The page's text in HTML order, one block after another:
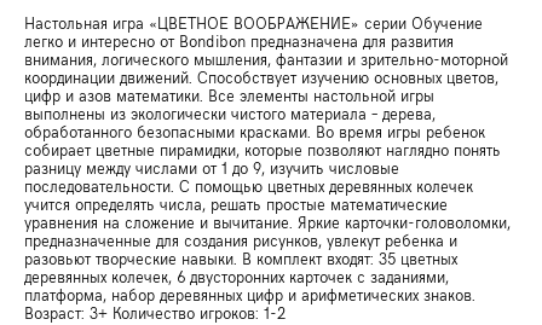
Настольная игра «ЦВЕТНОЕ ВООБРАЖЕНИЕ» серии Обучение
легко и интересно от Bondibon предназначена для развития
внимания, логического мышления, фантазии и зрительно-моторной
координации движений. Способствует изучению основных цветов,
цифр и азов математики. Все элементы настольной игры
выполнены из экологически чистого материала – дерева,
обработанного безопасными красками. Во время игры ребенок
собирает цветные пирамидки, которые позволяют наглядно понять
разницу между числами от 1 до 9, изучить числовые
последовательности. С помощью цветных деревянных колечек
учится определять числа, решать простые математические
уравнения на сложение и вычитание. Яркие карточки-головоломки,
предназначенные для создания рисунков, увлекут ребенка и
разовьют творческие навыки. В комплект входят: 35 цветных
деревянных колечек, 6 двусторонних карточек с заданиями,
платформа, набор деревянных цифр и арифметических знаков.
Возраст: 3+ Количество игроков: 1-2